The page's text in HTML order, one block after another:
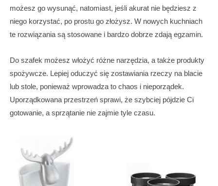
możesz go wysunąć, natomiast, jeśli akurat nie będziesz z
niego korzystać, po prostu go złożysz. W nowych kuchniach
te rozwiązania są stosowane i bardzo dobrze zdają egzamin.
Do szafek możesz włożyć różne narzędzia, a także produkty
spożywcze. Lepiej oduczyć się zostawiania rzeczy na blacie
lub stole, ponieważ wprowadza to chaos i nieporządek.
Uporządkowana przestrzeń sprawi, że szybciej pójdzie Ci
gotowanie, a sprzątanie nie zajmie tyle czasu.